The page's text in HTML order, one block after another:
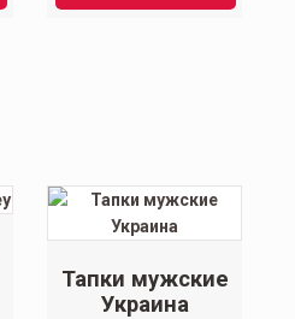
Тапки мужские
Украина